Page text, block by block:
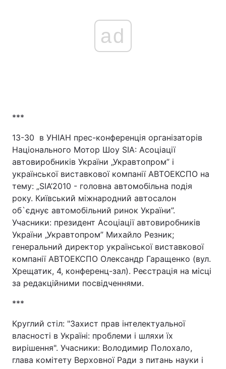
ad
***
13-30 в УНІАН прес-конференція організаторів
Національного Мотор Шоу SIA: Асоціації
автовиробників України „Укравтопром” і
української виставкової компанії АВТОЕКСПО на
тему: „SIA’2010 - головна автомобільна подія
року. Київський міжнародний автосалон
об`єднує автомобільний ринок України”.
Учасники: президент Асоціації автовиробників
України „Укравтопром” Михайло Резник;
генеральний директор української виставкової
компанії АВТОЕКСПО Олександр Гаращенко (вул.
Хрещатик, 4, конференц-зал). Реєстрація на місці
за редакційними посвідченнями.
***
Круглий стіл: "Захист прав інтелектуальної
власності в Україні: проблеми і шляхи їх
вирішення". Учасники: Володимир Полохало,
глава комітету Верховної Ради з питань науки і